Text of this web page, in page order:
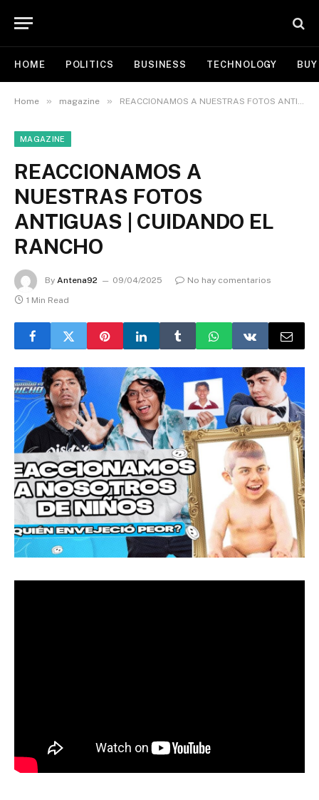
HOME POLITICS BUSINESS TECHNOLOGY
Home » magazine » REACCIONAMOS A NUESTRAS FOTOS ANTIGUAS | CUIDANDO EL RANCHO
MAGAZINE
REACCIONAMOS A
NUESTRAS FOTOS
ANTIGUAS | CUIDANDO EL
RANCHO
By Antena92 09/04/2025
No hay comentarios
1 Min Read